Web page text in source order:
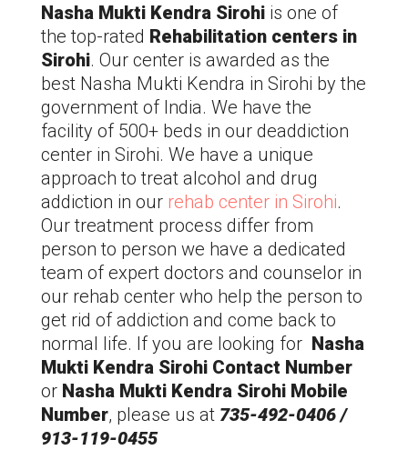
Nasha Mukti Kendra Sirohi is one of
the top-rated Rehabilitation centers in
Sirohi. Our center is awarded as the
best Nasha Mukti Kendra in Sirohi by the
government of India. We have the
facility of 500+ beds in our deaddiction
center in Sirohi. We have a unique
approach to treat alcohol and drug
addiction in our rehab center in Sirohi.
Our treatment process differ from
person to person we have a dedicated
team of expert doctors and counselor in
our rehab center who help the person to
get rid of addiction and come back to
normal life. If you are looking for Nasha
Mukti Kendra Sirohi Contact Number
or Nasha Mukti Kendra Sirohi Mobile
Number, please us at 735-492-0406 /
913-119-0455